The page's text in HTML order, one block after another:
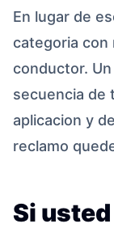
En lugar de
categoria con
conductor.
secuencia de
aplicacion y
reclamo
Si